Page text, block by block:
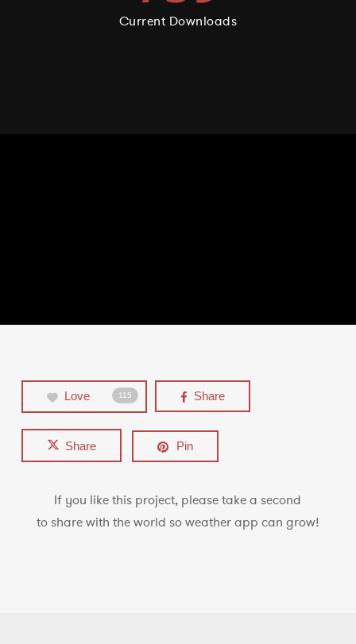
Current Downloads
Love 115 Share
Share Pin
If you like this project, please take a second
to share with the world so weather app can grow!